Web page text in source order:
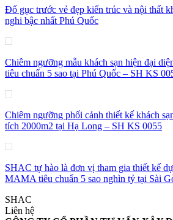
Đổ gục trước vẻ đẹp kiến trúc và nội thất
nghi bậc nhất Phú Quốc
Chiêm ngưỡng mẫu khách sạn hiện đại
tiêu chuẩn 5 sao tại Phú Quốc – SH KS
Chiêm ngưỡng phối cảnh thiết kế khách
tích 2000m2 tại Hạ Long – SH KS 0055
SHAC tự hào là đơn vị tham gia thiết kế
MAMA tiêu chuẩn 5 sao nghìn tỷ tại Sài
SHAC
Liên hệ